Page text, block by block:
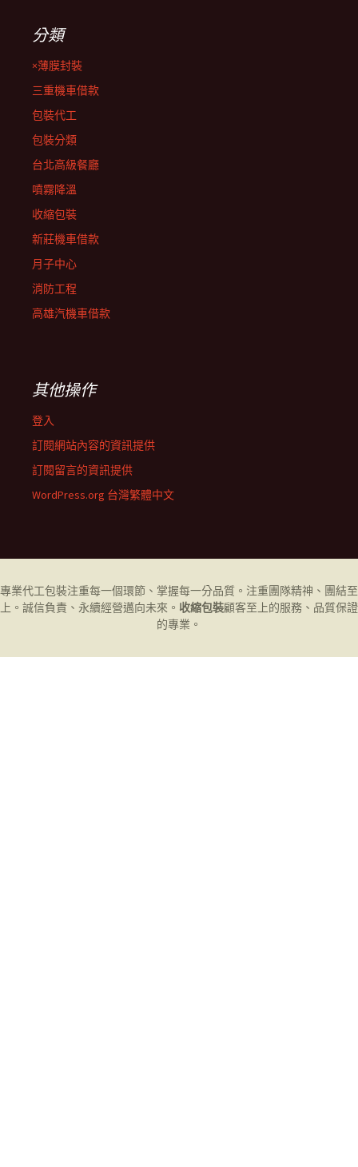
分類
×薄膜封裝
三重機車借款
包裝代工
包裝分類
台北高級餐廳
噴霧降溫
收縮包裝
新莊機車借款
月子中心
消防工程
高雄汽機車借款
其他操作
登入
訂閱網站內容的資訊提供
訂閱留言的資訊提供
WordPress.org 台灣繁體中文
專業代工包裝注重每一個環節、掌握每一分品質。注重團隊精神、團結至
上。誠信負責、永續經營邁向未來。 收縮包裝顧客至上的服務、品質保證
的專業。